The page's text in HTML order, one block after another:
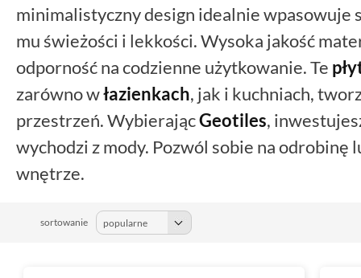
minimalistyczny design idealnie wpasowuje
mu świeżości i lekkości. Wysoka jakość
odporność na codzienne użytkowanie. Te
zarówno włazienkach, jak i kuchniach,
przestrzeń. WybierającGeotiles,
wychodzi z mody. Pozwól sobie na
wnętrze.
sortowanie